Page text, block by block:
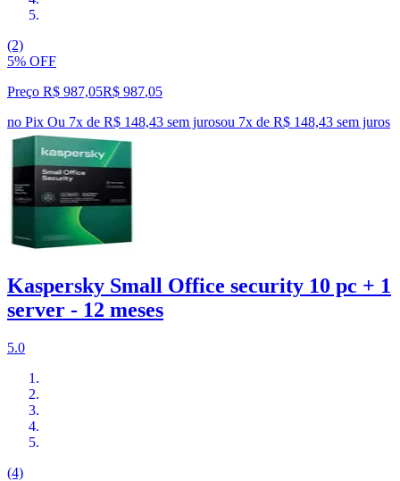
(2)
5% OFF
Preço R$ 987,05R$ 987,05
no Pix Ou 7x de R$ 148,43 sem jurosou 7x de R$ 148,43 sem juros
Kaspersky Small Office security 10 pc + 1
server - 12 meses
5.0
(4)